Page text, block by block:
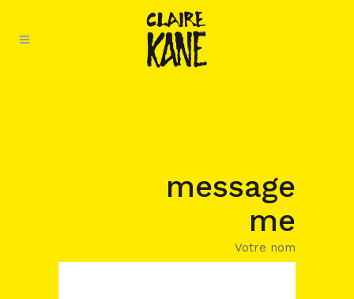
message
me
Votre nom